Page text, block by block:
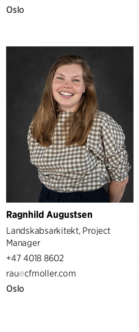
Oslo
Ragnhild Augustsen
Landskabsarkitekt, Project
Manager
+47 4018 8602
rau
cfmoller.com
Oslo